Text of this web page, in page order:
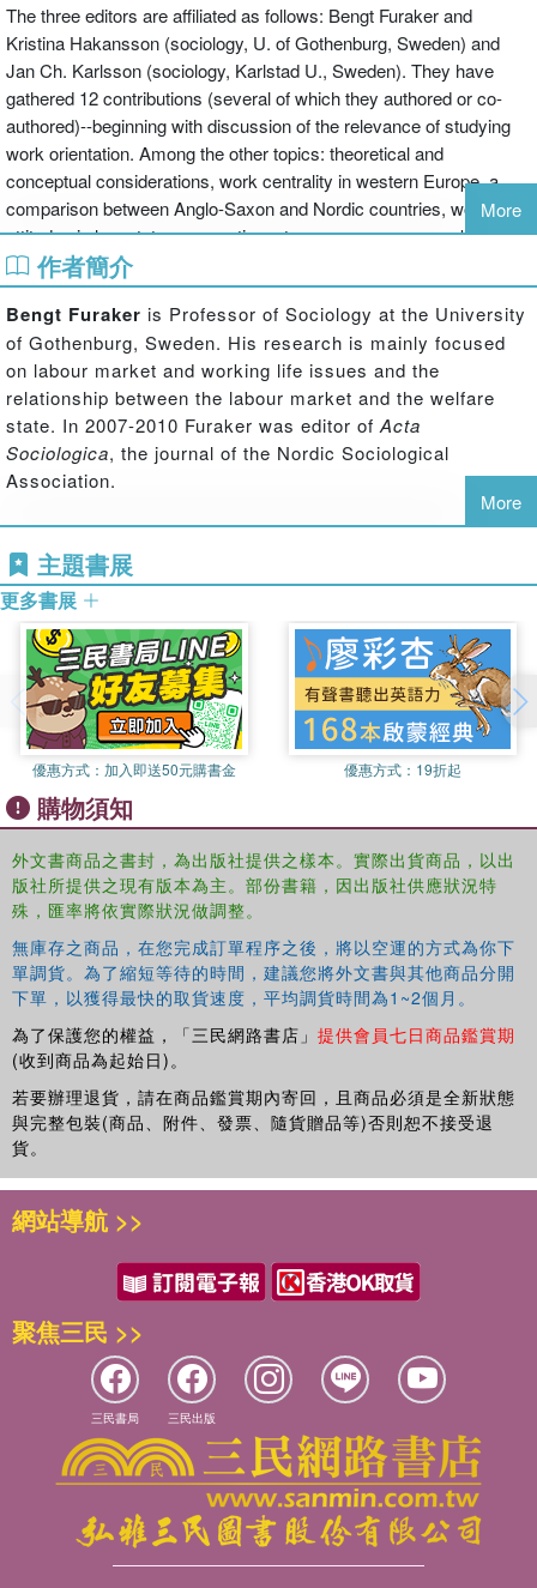
The three editors are affiliated as follows: Bengt Furaker and
Kristina Hakansson (sociology, U. of Gothenburg, Sweden) and
Jan Ch. Karlsson (sociology, Karlstad U., Sweden). They have
gathered 12 contributions (several of which they authored or co-
authored)--beginning with discussion of the relevance of studying
work orientation. Among the other topics: theoretical and
conceptual considerations, work centrality in western Europe, a
comparison between Anglo-Saxon and Nordic countries, work
attitudes in low-status occupations, temporary agency workers,
and work travel. Annotation c2012 Book News, Inc., Portland, OR
(booknews.com)
More
作者簡介
Bengt Furaker is Professor of Sociology at the University
of Gothenburg, Sweden. His research is mainly focused
on labour market and working life issues and the
relationship between the labour market and the welfare
state. In 2007-2010 Furaker was editor of Acta
Sociologica, the journal of the Nordic Sociological
Association.
Kristina Hakanssonis associate professor at the
Department of Sociology, University of Gothenburg. Her
main research interest is oriented towards work
organization and strategies for flexibility. In particular, she
focuses on examining the consequences of flexibility for
individuals, work organizations and the labour market.
Jan Ch. Karlssonis professor of sociology at the
Department of Working Life Science, Karlstad University.
His publications are concerned with the concept of work,
modern work organization, class and gender in everyday
life, and critical realism and methodology in the social
sciences.
More
主題書展
更多書展
優惠方式： 加入即送50元購書金 優惠方式： 19折起
購物須知
外文書商品之書封，為出版社提供之樣本。實際出貨商品，以出
版社所提供之現有版本為主。部份書籍，因出版社供應狀況特
殊，匯率將依實際狀況做調整。
無庫存之商品，在您完成訂單程序之後，將以空運的方式為你下
單調貨。為了縮短等待的時間，建議您將外文書與其他商品分開
下單，以獲得最快的取貨速度，平均調貨時間為1~2個月。
為了保護您的權益，「三民網路書店」 提供會員七日商品鑑賞期
(收到商品為起始日)。
若要辦理退貨，請在商品鑑賞期內寄回，且商品必須是全新狀態
與完整包裝(商品、附件、發票、隨貨贈品等)否則恕不接受退
貨。
網站導航 >>
聚焦三民 >>
三民書局 三民出版